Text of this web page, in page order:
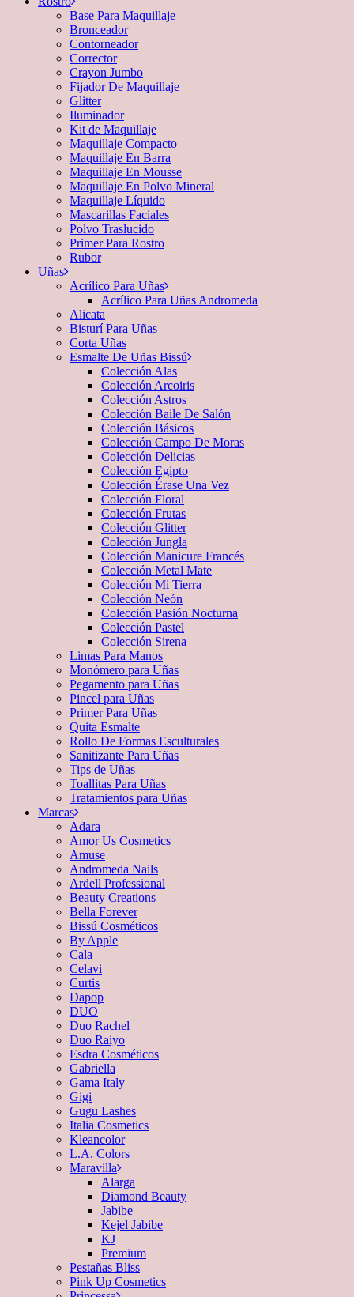
Base Para Maquillaje
Bronceador
Contorneador
Corrector
Crayon Jumbo
Fijador De Maquillaje
Glitter
Iluminador
Kit de Maquillaje
Maquillaje Compacto
Maquillaje En Barra
Maquillaje En Mousse
Maquillaje En Polvo Mineral
Maquillaje Líquido
Mascarillas Faciales
Polvo Traslucido
Primer Para Rostro
Rubor
Uñas
Acrílico Para Uñas
Acrílico Para Uñas Andromeda
Alicata
Bisturí Para Uñas
Corta Uñas
Esmalte De Uñas Bissú
Colección Alas
Colección Arcoiris
Colección Astros
Colección Baile De Salón
Colección Básicos
Colección Campo De Moras
Colección Delicias
Colección Egipto
Colección Érase Una Vez
Colección Floral
Colección Frutas
Colección Glitter
Colección Jungla
Colección Manicure Francés
Colección Metal Mate
Colección Mi Tierra
Colección Neón
Colección Pasión Nocturna
Colección Pastel
Colección Sirena
Limas Para Manos
Monómero para Uñas
Pegamento para Uñas
Pincel para Uñas
Primer Para Uñas
Quita Esmalte
Rollo De Formas Esculturales
Sanitizante Para Uñas
Tips de Uñas
Toallitas Para Uñas
Tratamientos para Uñas
Marcas
Adara
Amor Us Cosmetics
Amuse
Andromeda Nails
Ardell Professional
Beauty Creations
Bella Forever
Bissú Cosméticos
By Apple
Cala
Celavi
Curtis
Dapop
DUO
Duo Rachel
Duo Raiyo
Esdra Cosméticos
Gabriella
Gama Italy
Gigi
Gugu Lashes
Italia Cosmetics
Kleancolor
L.A. Colors
Maravilla
Alarga
Diamond Beauty
Jabibe
Kejel Jabibe
KJ
Premium
Pestañas Bliss
Pink Up Cosmetics